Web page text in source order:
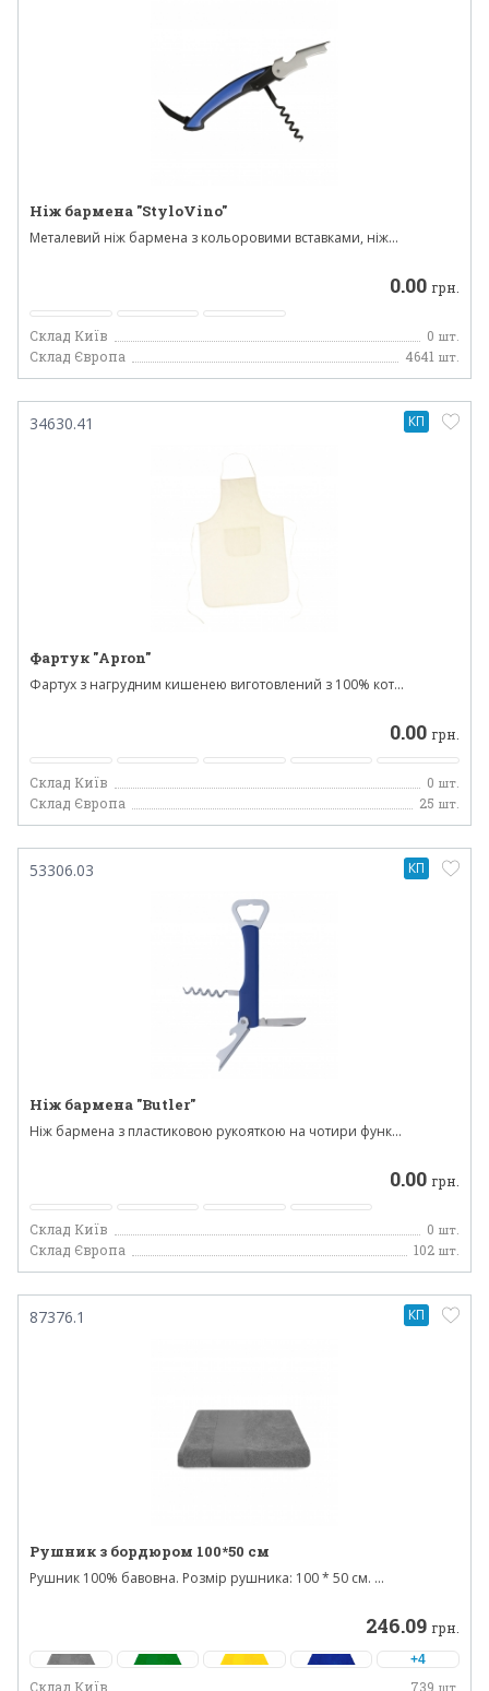
Ніж бармена "StyloVino"
Металевий ніж бармена з кольоровими вставками, ніж...
0.00 грн.
Склад Київ 0 шт.
Склад Європа 4641 шт.
34630.41
Фартук "Apron"
Фартух з нагрудним кишенею виготовлений з 100% кот...
0.00 грн.
Склад Київ 0 шт.
Склад Європа 25 шт.
КП
53306.03
Ніж бармена "Butler"
Ніж бармена з пластиковою рукояткою на чотири функ...
0.00 грн.
Склад Київ 0 шт.
Склад Європа 102 шт.
КП
87376.1
Рушник з бордюром 100*50 см
Рушник 100% бавовна. Розмір рушника: 100 * 50 см. ...
246.09 грн.
+4
Склад Київ 739 шт.
КП